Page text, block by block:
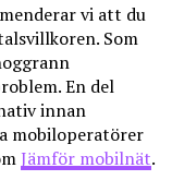
vi att du
Som
En del
innan
mobiloperatörer
Jämför mobilnät.